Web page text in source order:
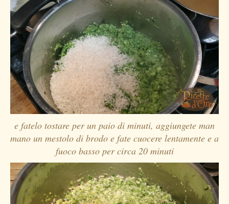
e fatelo tostare per un paio di minuti, aggiungete man
mano un mestolo di brodo e fate cuocere lentamente e a
fuoco basso per circa 20 minuti